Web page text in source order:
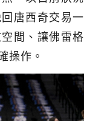
唐西奇交易一
間、讓佛雷格
操作。